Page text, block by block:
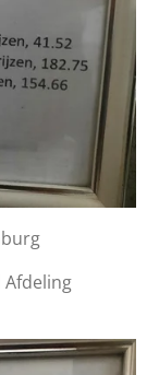
Afdeling